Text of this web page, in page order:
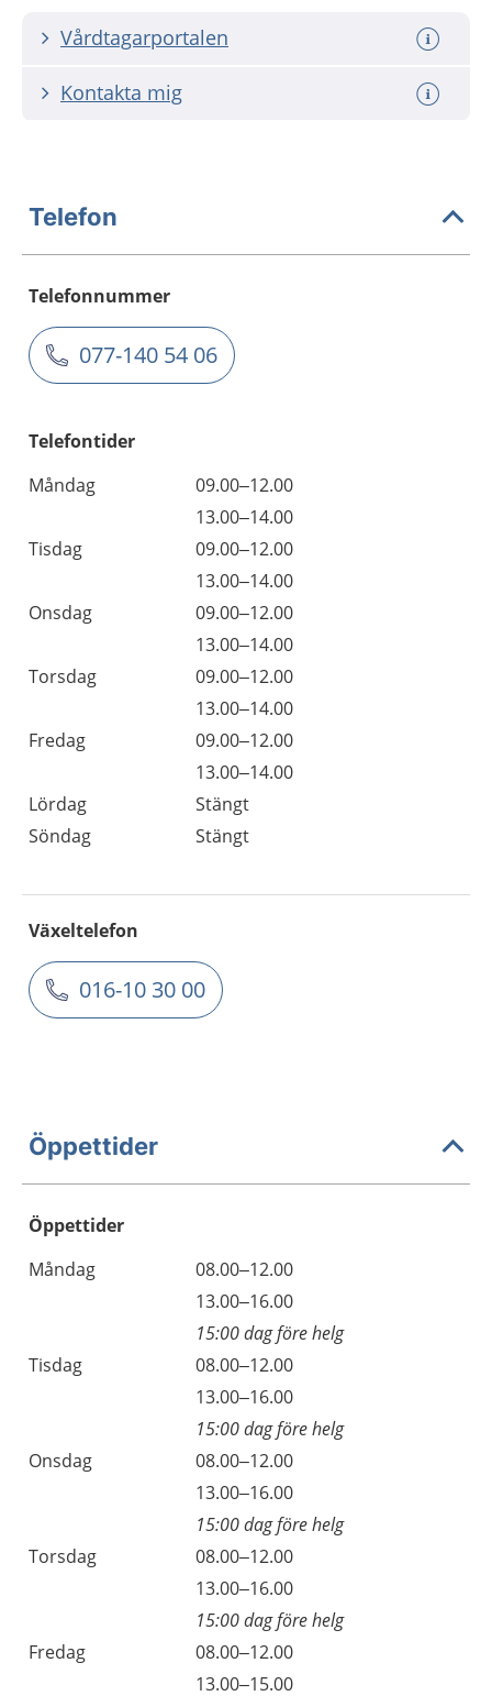
Vårdtagarportalen
Kontakta mig
Telefon
Telefonnummer
077-140 54 06
Telefontider
Måndag
09.00–12.00
13.00–14.00
Tisdag
09.00–12.00
13.00–14.00
Onsdag
09.00–12.00
13.00–14.00
Torsdag
09.00–12.00
13.00–14.00
Fredag
09.00–12.00
13.00–14.00
Lördag
Stängt
Söndag
Stängt
Växeltelefon
016-10 30 00
Öppettider
Öppettider
Dag
Öppettider
Kommentarer
Måndag
08.00–12.00
13.00–16.00
15:00 dag före helg
Tisdag
08.00–12.00
13.00–16.00
15:00 dag före helg
Onsdag
08.00–12.00
13.00–16.00
15:00 dag före helg
Torsdag
08.00–12.00
13.00–16.00
15:00 dag före helg
Fredag
08.00–12.00
13.00–15.00